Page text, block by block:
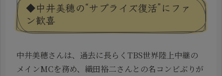
◆中井美穂の“サプライズ復活”にファ
ン歓喜
中井美穂さんは、過去に長らくTBS世界陸上中継の
メインMCを務め、織田裕二さんとの名コンビぶりが